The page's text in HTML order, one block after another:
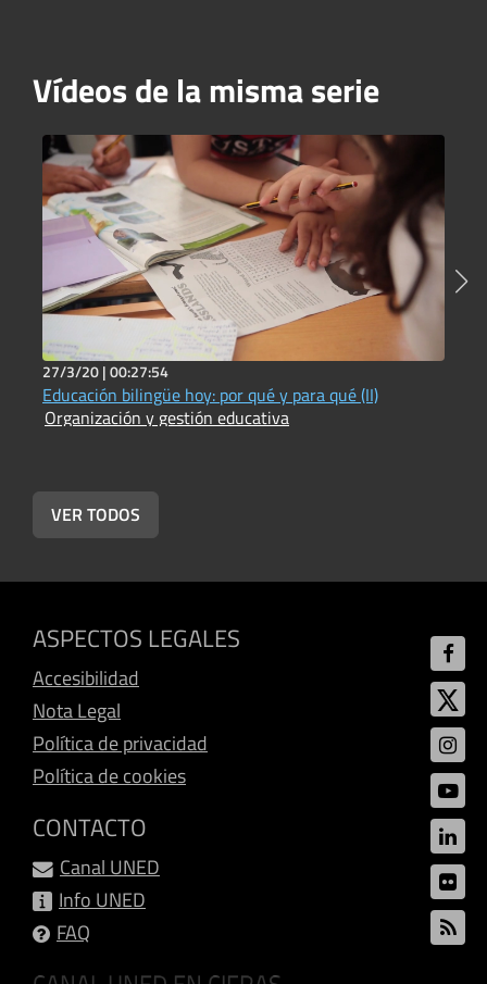
Vídeos de la misma serie
27/3/20 |00:27:54
Educación bilingüe hoy: por qué y para qué (II)
Organización y gestión educativa
VER TODOS
ASPECTOS LEGALES
Accesibilidad
Nota Legal
Política de privacidad
Política de cookies
CONTACTO
Canal UNED
Info UNED
FAQ